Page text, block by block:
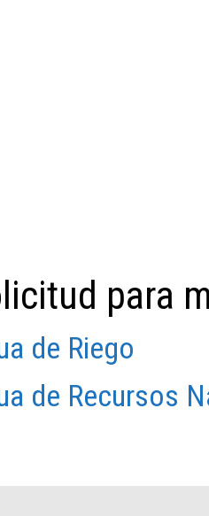
para
de Riego
de Recursos